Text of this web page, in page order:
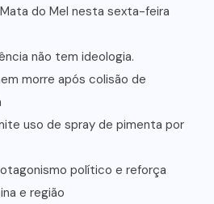
do Mel nesta sexta-feira
não tem ideologia.
morre após colisão de
uso de spray de pimenta por
político e reforça
e região